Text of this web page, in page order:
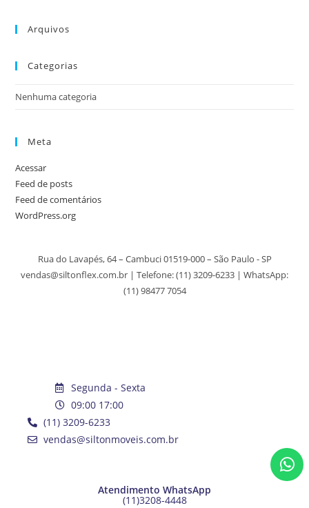
Arquivos
Categorias
Nenhuma categoria
Meta
Acessar
Feed de posts
Feed de comentários
WordPress.org
Rua do Lavapés, 64 – Cambuci 01519-000 – São Paulo - SP
vendas@siltonflex.com.br | Telefone:(11) 3209-6233 | WhatsApp:
(11) 98477 7054
Segunda - Sexta
09:00 17:00
(11) 3209-6233
vendas@siltonmoveis.com.br
Atendimento WhatsApp
(11)3208-4448